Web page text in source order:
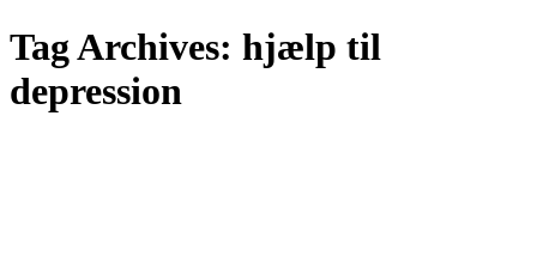
Tag Archives: hjælp til
depression